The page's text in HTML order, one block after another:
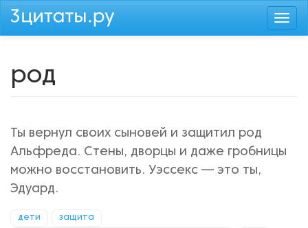
Перейти
род
Ты вернул своих сыновей и защитил род
Альфреда. Стены, дворцы и даже гробницы
можно восстановить. Уэссекс — это ты,
Эдуард.
дети защита